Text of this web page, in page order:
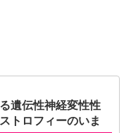
遺伝性神経変性性
トロフィーのいま